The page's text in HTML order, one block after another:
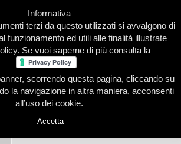
Redazione Le nostre firme
L’Asino d’oro emoziona all’Erba
Informativa
terzi da questo utilizzati si avvalgono di
funzionamento ed utili alle finalità illustrate
Se vuoi saperne di più consulta la
scorrendo questa pagina, cliccando su
la navigazione in altra maniera, acconsenti
all’uso dei cookie.
Accetta